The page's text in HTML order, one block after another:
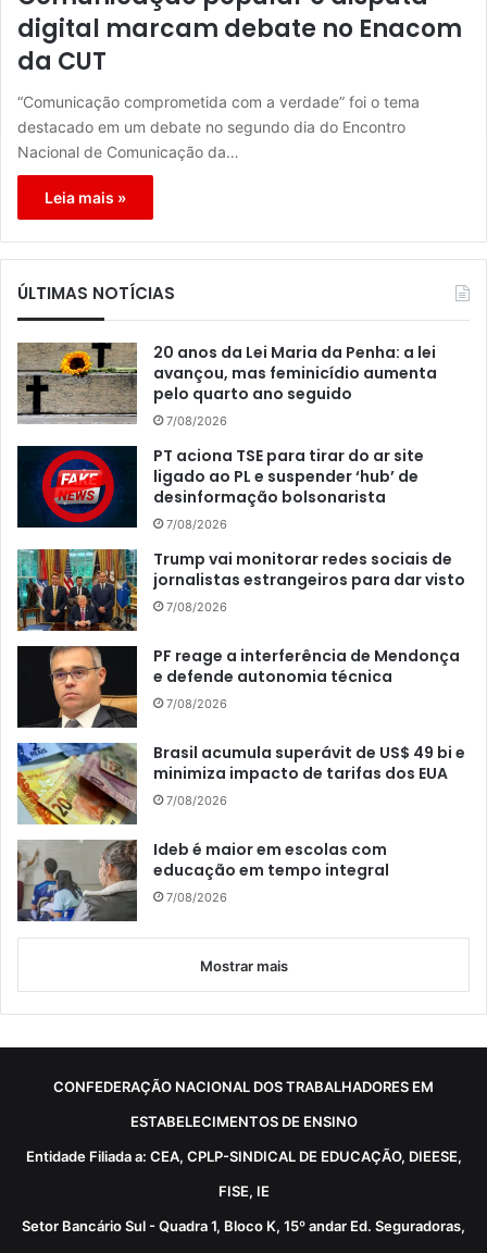
digital marcam debate no Enacom
da CUT
“Comunicação comprometida com a verdade” foi o tema
destacado em um debate no segundo dia do Encontro
Nacional de Comunicação da…
Leia mais »
ÚLTIMAS NOTÍCIAS
20 anos da Lei Maria da Penha: a lei
avançou, mas feminicídio aumenta
pelo quarto ano seguido
7/08/2026
PT aciona TSE para tirar do ar site
ligado ao PL e suspender ‘hub’ de
desinformação bolsonarista
7/08/2026
Trump vai monitorar redes sociais de
jornalistas estrangeiros para dar visto
7/08/2026
PF reage a interferência de Mendonça
e defende autonomia técnica
7/08/2026
Brasil acumula superávit de US$ 49 bi e
minimiza impacto de tarifas dos EUA
7/08/2026
Ideb é maior em escolas com
educação em tempo integral
7/08/2026
Mostrar mais
CONFEDERAÇÃO NACIONAL DOS TRABALHADORES EM
ESTABELECIMENTOS DE ENSINO
Entidade Filiada a: CEA, CPLP-SINDICAL DE EDUCAÇÃO, DIEESE,
FISE, IE
Setor Bancário Sul - Quadra 1, Bloco K, 15º andar Ed. Seguradoras,